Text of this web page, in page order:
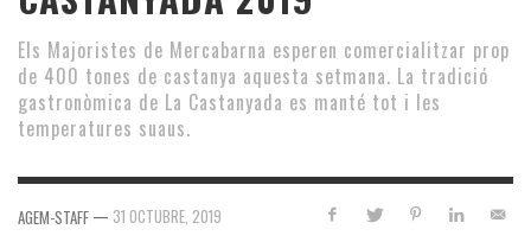
Els Majoristes de Mercabarna esperen comercialitzar prop
de 400 tones de castanya aquesta setmana. La tradició
gastronòmica de La Castanyada es manté tot i les
temperatures suaus.
AGEM-STAFF — 31 OCTUBRE, 2019